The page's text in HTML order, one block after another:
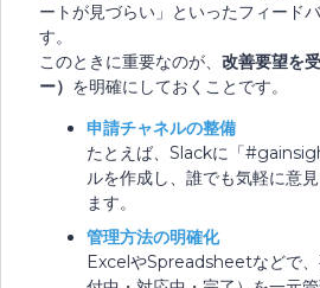
ートが見づらい」といったフィード
す。
このときに重要なのが、 改善要望を
ー） を明確にしておくことです。
申請チャネルの整備
たとえば、Slackに「
ルを作成し、誰でも気軽に意
ます。
管理方法の明確化
ExcelやSpreadsheetなどで